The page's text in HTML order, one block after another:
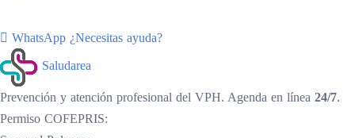
WhatsApp ¿Necesitas ayuda?
Saludarea
Prevención y atención profesional del VPH. Agenda en línea 24/7.
Permiso COFEPRIS: